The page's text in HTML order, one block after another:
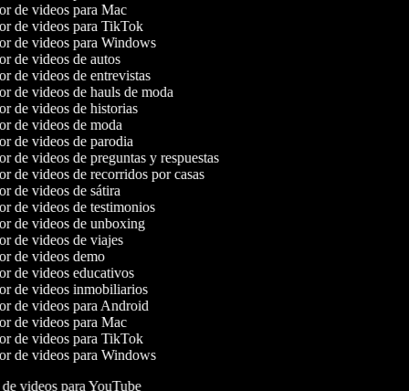
de videos para Mac
de videos para TikTok
de videos para Windows
de videos de autos
de videos de entrevistas
de videos de hauls de moda
de videos de historias
de videos de moda
de videos de parodia
de videos de preguntas y respuestas
de videos de recorridos por casas
de videos de sátira
de videos de testimonios
de videos de unboxing
de videos de viajes
de videos demo
de videos educativos
de videos inmobiliarios
de videos para Android
de videos para Mac
de videos para TikTok
de videos para Windows
videos para YouTube